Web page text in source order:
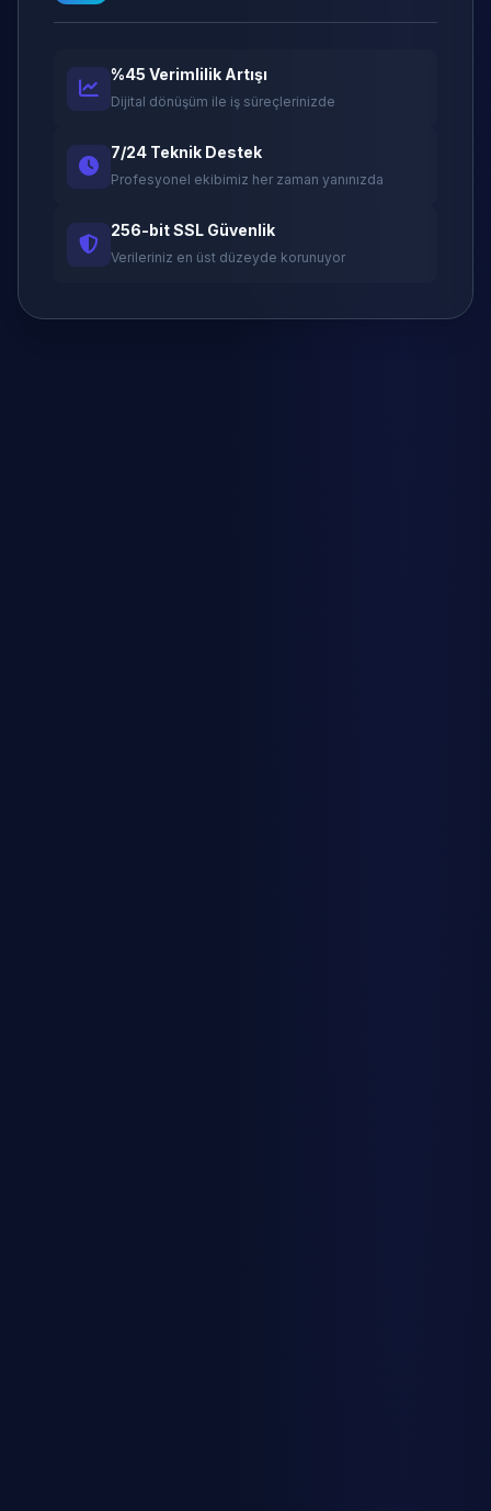
%45 Verimlilik Artışı
Dijital dönüşüm ile iş süreçlerinizde
7/24 Teknik Destek
Profesyonel ekibimiz her zaman yanınızda
256-bit SSL Güvenlik
Verileriniz en üst düzeyde korunuyor